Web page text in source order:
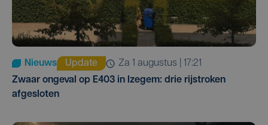
Nieuws Update
za 1 augustus | 17:21
Zwaar ongeval op E403 in Izegem: drie rijstroken
afgesloten